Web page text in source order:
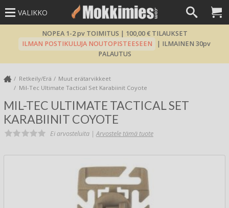
VALIKKO
NOPEA 1-2 pv TOIMITUS | 100,00 € TILAUKSET
ILMAN POSTIKULUJA NOUTOPISTEESEEN
| ILMAINEN 30pv
PALAUTUS
Retkeily/Erä
Muut erätarvikkeet
Mil-Tec Ultimate Tactical Set Karabiinit Coyote
MIL-TEC ULTIMATE TACTICAL SET
KARABIINIT COYOTE
Ei arvosteluita |Arvostele tämä tuote